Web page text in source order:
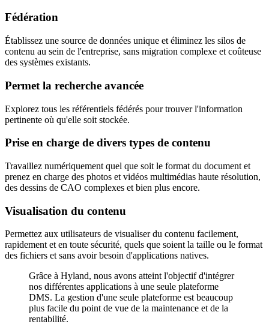
Fédération
Établissez une source de données unique et éliminez les silos de
contenu au sein de l'entreprise, sans migration complexe et coûteuse
des systèmes existants.
Permet la recherche avancée
Explorez tous les référentiels fédérés pour trouver l'information
pertinente où qu'elle soit stockée.
Prise en charge de divers types de contenu
Travaillez numériquement quel que soit le format du document et
prenez en charge des photos et vidéos multimédias haute résolution,
des dessins de CAO complexes et bien plus encore.
Visualisation du contenu
Permettez aux utilisateurs de visualiser du contenu facilement,
rapidement et en toute sécurité, quels que soient la taille ou le format
des fichiers et sans avoir besoin d'applications natives.
Grâce à Hyland, nous avons atteint l'objectif d'intégrer
nos différentes applications à une seule plateforme
DMS. La gestion d'une seule plateforme est beaucoup
plus facile du point de vue de la maintenance et de la
rentabilité.